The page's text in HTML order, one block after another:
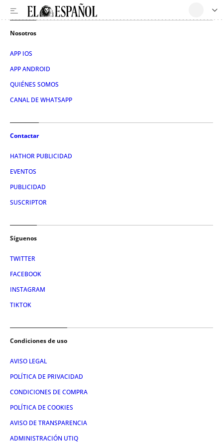
Nosotros
APP IOS
APP ANDROID
QUIÉNES SOMOS
CANAL DE WHATSAPP
Contactar
HATHOR PUBLICIDAD
EVENTOS
PUBLICIDAD
SUSCRIPTOR
Síguenos
TWITTER
FACEBOOK
INSTAGRAM
TIKTOK
Condiciones de uso
AVISO LEGAL
POLÍTICA DE PRIVACIDAD
CONDICIONES DE COMPRA
POLÍTICA DE COOKIES
AVISO DE TRANSPARENCIA
ADMINISTRACIÓN UTIQ